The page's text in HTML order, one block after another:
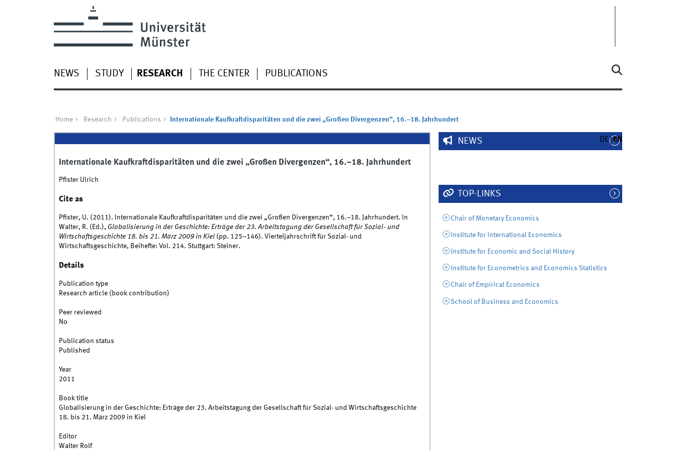
NEWS STUDY RESEARCH THE CENTER PUBLICATIONS
DE EN
Home Research Publications Internationale Kaufkraftdisparitäten und die zwei „Großen Divergenzen“, 16.–18. Jahrhundert
Internationale Kaufkraftdisparitäten und die zwei „Großen Divergenzen“, 16.–18. Jahrhundert
Pfister Ulrich
Cite as
Pfister, U. (2011). Internationale Kaufkraftdisparitäten und die zwei „Großen Divergenzen“, 16.–18. Jahrhundert. In
Walter, R. (Ed.), Globalisierung in der Geschichte: Erträge der 23. Arbeitstagung der Gesellschaft für Sozial- und
Wirtschaftsgeschichte 18. bis 21. März 2009 in Kiel(pp. 125–146). Vierteljahrschrift für Sozial- und
Wirtschaftsgeschichte, Beihefte: Vol. 214. Stuttgart: Steiner.
Details
Publication type
Research article (book contribution)
Peer reviewed
No
Publication status
Published
Year
2011
Book title
Globalisierung in der Geschichte: Erträge der 23. Arbeitstagung der Gesellschaft für Sozial- und Wirtschaftsgeschichte
18. bis 21. März 2009 in Kiel
Editor
Walter Rolf
NEWS
TOP-LINKS
Chair of Monetary Economics
Institute for International Economics
Institute for Economic and Social History
Institute for Econometrics and Economics Statistics
Chair of Empirical Economics
School of Business and Economics